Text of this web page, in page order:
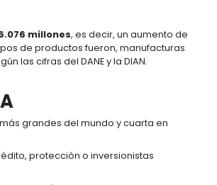
MUNDO
(IED) en Colombia estuvo
empresariales
inversionistas en Colombia
(9,6%) y Suiza (6,0%).